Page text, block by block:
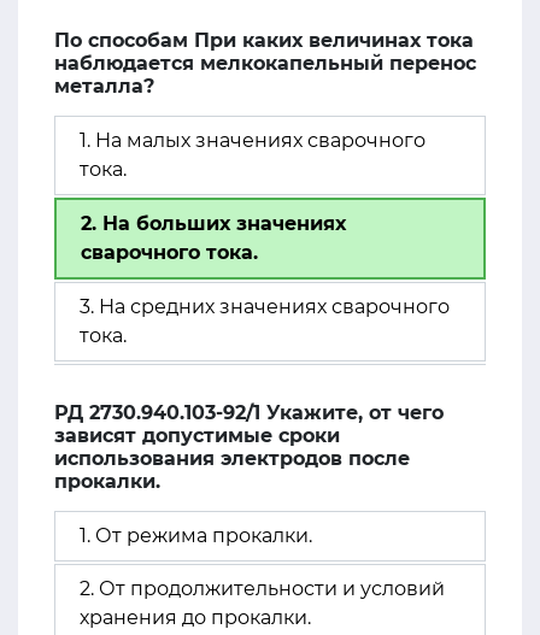
По способам При каких величинах тока
наблюдается мелкокапельный перенос
металла?
1. На малых значениях сварочного
тока.
2. На больших значениях
сварочного тока.
3. На средних значениях сварочного
тока.
РД 2730.940.103-92/1 Укажите, от чего
зависят допустимые сроки
использования электродов после
прокалки.
1. От режима прокалки.
2. От продолжительности и условий
хранения до прокалки.